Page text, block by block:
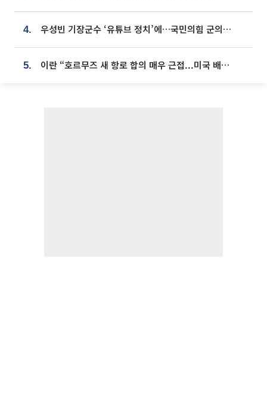
4. 우성빈 기장군수 ‘유튜브 정치’에…국민의힘 군의원들 집단 반발
5. 이란 “호르무즈 새 항로 합의 매우 근접...미국 배상 먼저”